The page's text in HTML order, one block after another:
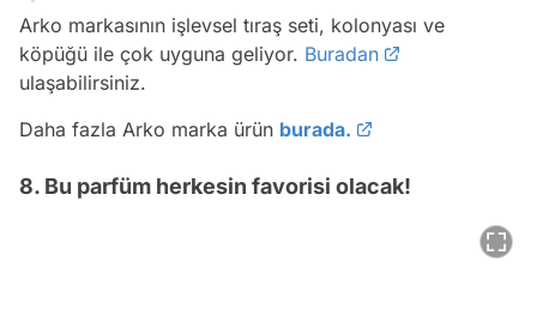
Arko markasının işlevsel tıraş seti, kolonyası ve
köpüğü ile çok uyguna geliyor. Buradan
ulaşabilirsiniz.
Daha fazla Arko marka ürün burada.
8. Bu parfüm herkesin favorisi olacak!